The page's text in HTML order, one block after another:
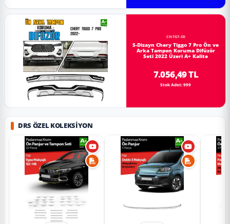
CH-TG7-SD
S-Dizayn Chery Tiggo 7 Pro Ön ve
Arka Tampon Koruma Difüzör
Seti 2022 Üzeri A+ Kalite
7.056,49 TL
Stok Adet: 999
DRS ÖZEL KOLEKSIYON